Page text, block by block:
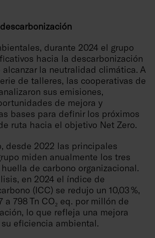
durante 2024 el grupo
hacia la descarbonización
la neutralidad climática. A
de talleres, las cooperativas de
sus emisiones,
de mejora y
bases para definir los próximos
ruta hacia el objetivo Net Zero.
desde 2022 las principales
miden anualmente los tres
de carbono organizacional.
en 2024 el índice de
(ICC) se redujo un 10,03 %,
a 798 Tn CO₂ eq. por millón de
lo que refleja una mejora
eficiencia ambiental.